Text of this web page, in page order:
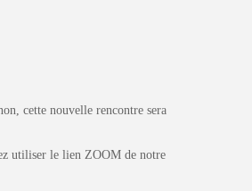
cette nouvelle rencontre sera
utiliser le lien ZOOM de notre